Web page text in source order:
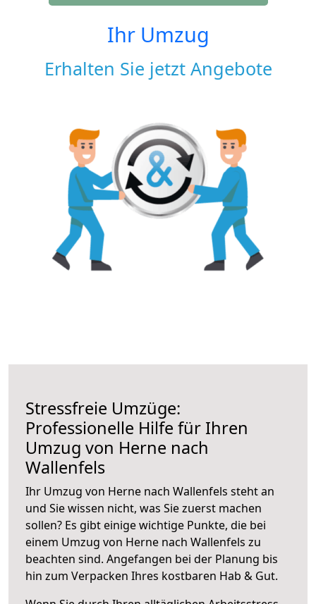
Ihr Umzug
Erhalten Sie jetzt Angebote
Stressfreie Umzüge:
Professionelle Hilfe für Ihren
Umzug von Herne nach
Wallenfels
Ihr Umzug von Herne nach Wallenfels steht an
und Sie wissen nicht, was Sie zuerst machen
sollen? Es gibt einige wichtige Punkte, die bei
einem Umzug von Herne nach Wallenfels zu
beachten sind. Angefangen bei der Planung bis
hin zum Verpacken Ihres kostbaren Hab & Gut.